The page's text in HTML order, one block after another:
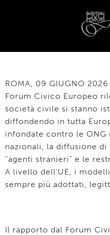
ROMA, 09 GIUGNO
Forum Civico Europeo
società civile si stanno
diffondendo in tutta
infondate contro le ONG
nazionali, la diffusione
“agenti stranieri” e le
A livello dell’UE, i
sempre più adottati,
Il rapporto dal Forum